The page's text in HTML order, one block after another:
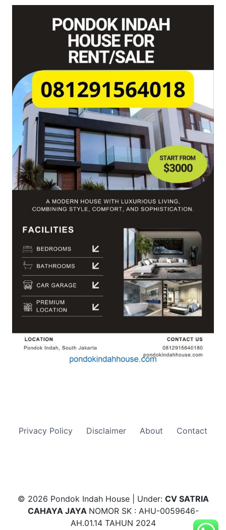
Privacy Policy Disclaimer About Contact
© 2026 Pondok Indah House | Under: CV SATRIA
CAHAYA JAYA NOMOR SK : AHU-0059646-
AH.01.14 TAHUN 2024